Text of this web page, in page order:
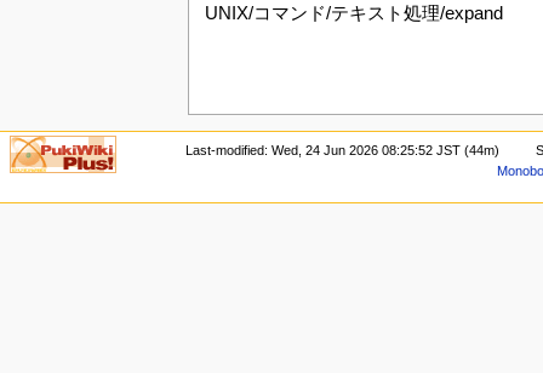
UNIX/コマンド/テキスト処理/expand
Last-modified: Wed, 24 Jun 2026 08:25:52 JST (44m)